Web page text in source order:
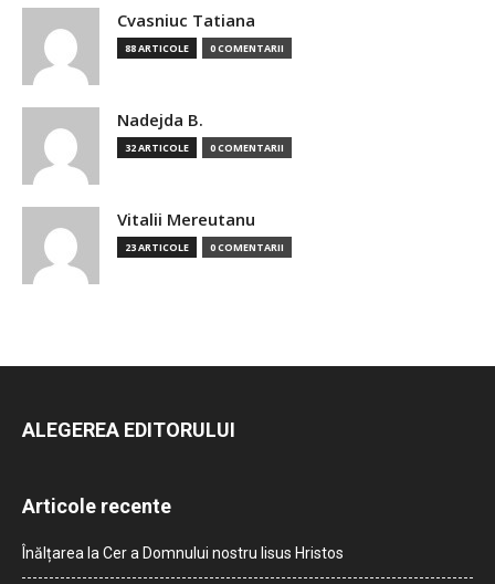
Cvasniuc Tatiana
88 ARTICOLE 0 COMENTARII
Nadejda B.
32 ARTICOLE 0 COMENTARII
Vitalii Mereutanu
23 ARTICOLE 0 COMENTARII
ALEGEREA EDITORULUI
Articole recente
Înălțarea la Cer a Domnului nostru Iisus Hristos